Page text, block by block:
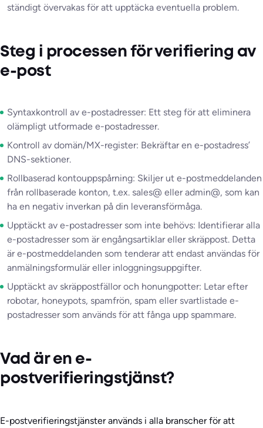
ständigt övervakas för att upptäcka eventuella problem.
Steg i processen för verifiering av
e-post
Syntaxkontroll av e-postadresser: Ett steg för att eliminera
olämpligt utformade e-postadresser.
Kontroll av domän/MX-register: Bekräftar en e-postadress’
DNS-sektioner.
Rollbaserad kontouppspårning: Skiljer ut e-postmeddelanden
från rollbaserade konton, t.ex. sales@ eller admin@, som kan
ha en negativ inverkan på din leveransförmåga.
Upptäckt av e-postadresser som inte behövs: Identifierar alla
e-postadresser som är engångsartiklar eller skräppost. Detta
är e-postmeddelanden som tenderar att endast användas för
anmälningsformulär eller inloggningsuppgifter.
Upptäckt av skräppostfällor och honungpotter: Letar efter
robotar, honeypots, spamfrön, spam eller svartlistade e-
postadresser som används för att fånga upp spammare.
Vad är en e-
postverifieringstjänst?
E-postverifieringstjänster används i alla branscher för att